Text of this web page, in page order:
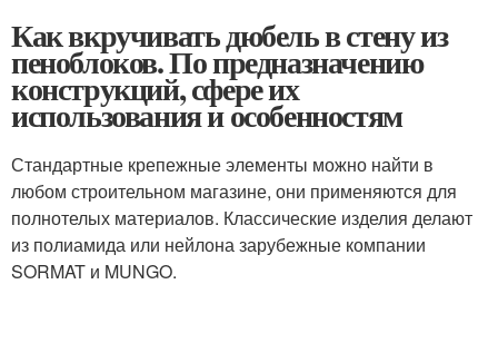
Как вкручивать дюбель в стену из
пеноблоков. По предназначению
конструкций, сфере их
использования и особенностям
Стандартные крепежные элементы можно найти в
любом строительном магазине, они применяются для
полнотелых материалов. Классические изделия делают
из полиамида или нейлона зарубежные компании
SORMAT и MUNGO.